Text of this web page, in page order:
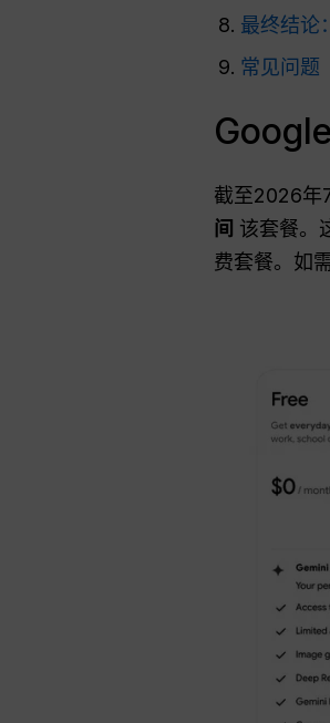
最终结论
常见问题
截至2026年
间 该套餐。
费套餐。如